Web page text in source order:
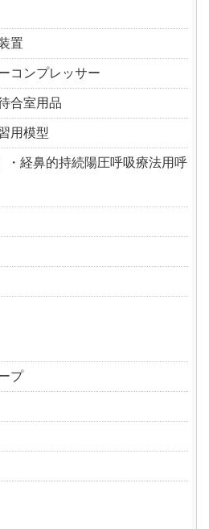
置
コンプレッサー
合室用品
用模型
・経鼻的持続陽圧呼吸療法用呼
プ